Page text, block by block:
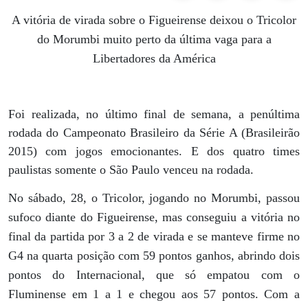
A vitória de virada sobre o Figueirense deixou o Tricolor
do Morumbi muito perto da última vaga para a
Libertadores da América
Foi realizada, no último final de semana, a penúltima
rodada do Campeonato Brasileiro da Série A (Brasileirão
2015) com jogos emocionantes. E dos quatro times
paulistas somente o São Paulo venceu na rodada.
No sábado, 28, o Tricolor, jogando no Morumbi, passou
sufoco diante do Figueirense, mas conseguiu a vitória no
final da partida por 3 a 2 de virada e se manteve firme no
G4 na quarta posição com 59 pontos ganhos, abrindo dois
pontos do Internacional, que só empatou com o
Fluminense em 1 a 1 e chegou aos 57 pontos. Com a